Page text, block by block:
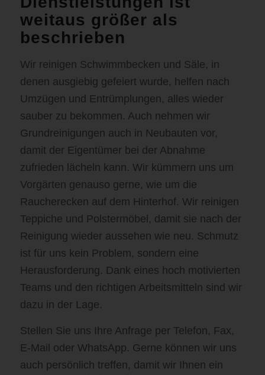
weitaus größer als
beschrieben
Wir reinigen Schwimmbecken und Säle, in
denen ausgiebig gefeiert wurde, helfen nach
Umzügen und Entrümplungen, alles wieder
sauber zu bekommen. Auch nehmen wir
Grundreinigungen auch in Neubauten vor,
damit der Eigentümer bei der Abnahme
zufrieden lächeln kann. Wir kümmern uns um
Vorgärten genauso gerne, wie um die
Raucherecken auf dem Hinterhof. Wir reinigen
Teppiche und Polstermöbel, damit sie nach der
Reinigung wieder aussehen wie neu. Schmutz
ist für uns kein Problem, sondern eine
Herausforderung. Dank eines hoch motivierten
Teams und den richtigen Arbeitsmitteln sind wir
dazu in der Lage.
Stellen Sie uns Ihre Anfrage per Telefon, Fax,
E-Mail oder WhatsApp. Gerne können wir uns
auch persönlich treffen, damit wir Ihnen ein